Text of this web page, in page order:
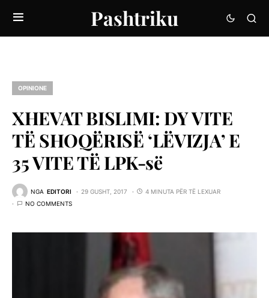
Pashtriku
OPINIONE
XHEVAT BISLIMI: DY VITE
TË SHOQËRISË ‘LËVIZJA’ E
35 VITE TË LPK-së
NGA EDITORI 29 GUSHT, 2017
4 MINUTA PËR TË LEXUAR
NO COMMENTS